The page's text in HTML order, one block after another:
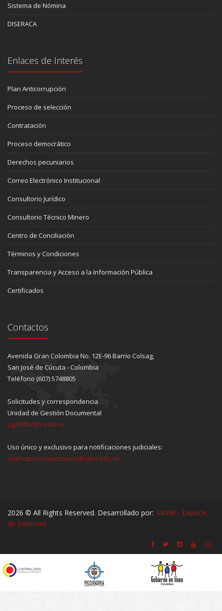
Sistema de Nómina
DISERACA
Enlaces de Interés
Plan Anticorrupción
Proceso de selección
Contratación
Proceso democrático
Derechos pecuniarios
Correo Electrónico Institucional
Consultorio Jurídico
Consultorio Técnico Minero
Centro de Conciliación
Términos y Condiciones
Transparencia y Acceso a la Información Pública
Certificados
Contactos
Avenida Gran Colombia No. 12E-96 Barrio Colsag,
San José de Cúcuta - Colombia
Teléfono (607) 5748805
Solicitudes y correspondencia
Unidad de Gestión Documental
ugad@ufps.edu.co
Uso único y exclusivo para notificaciones judiciales:
notificacionesjudiciales@ufps.edu.co
2026 © All Rights Reserved. Desarrollado por: VAVM - División
de Sistemas